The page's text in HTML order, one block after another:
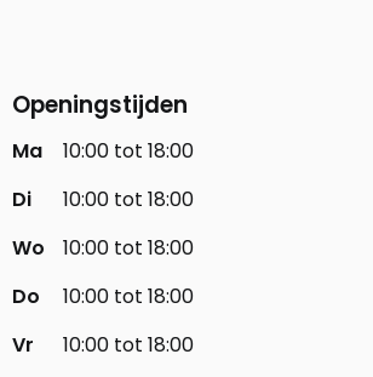
Openingstijden
Ma
10:00 tot 18:00
Di
10:00 tot 18:00
Wo
10:00 tot 18:00
Do
10:00 tot 18:00
Vr
10:00 tot 18:00